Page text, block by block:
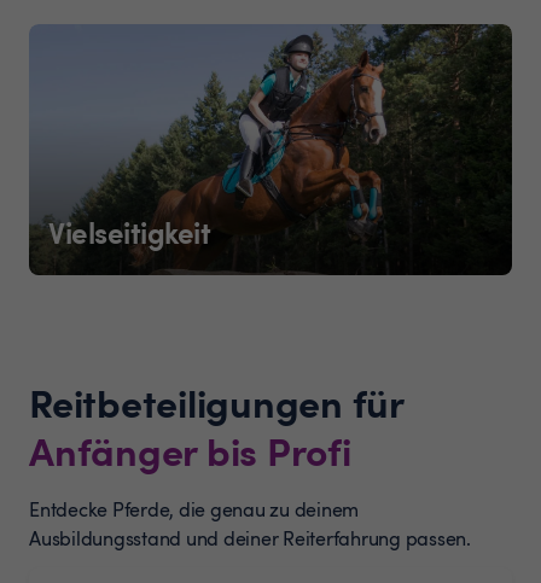
Vielseitigkeit
Reitbeteiligungen für
Anfänger bis Profi
Entdecke Pferde, die genau zu deinem
Ausbildungsstand und deiner Reiterfahrung passen.